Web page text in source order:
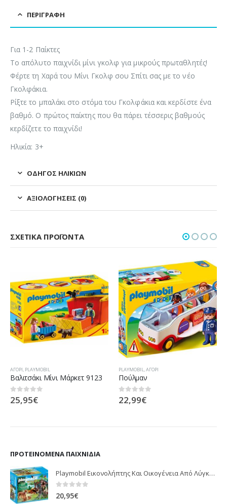
ΠΕΡΙΓΡΑΦΉ
Για 1-2 Παίκτες
Το απόλυτο παιχνίδι μίνι γκολφ για μικρούς πρωταθλητές!
Φέρτε τη Χαρά του Μίνι Γκολφ σου Σπίτι σας με το νέο
Γκολφάκια.
Ρίξτε το μπαλάκι στο στόμα του Γκολφάκια και κερδίστε ένα
βαθμό. Ο πρώτος παίκτης που θα πάρει τέσσερις βαθμούς
κερδίζετε το παιχνίδι!
Ηλικία: 3+
ΟΔΗΓΌΣ ΗΛΙΚΙΏΝ
ΑΞΙΟΛΟΓΉΣΕΙΣ (0)
ΣΧΕΤΙΚΆ ΠΡΟΪΌΝΤΑ
ΑΓΌΡΙ, PLAYMOBIL
Βαλιτσάκι Μίνι Μάρκετ 9123
0out of 5
25,95€
PLAYMOBIL,ΑΓΌΡΙ
Πούλμαν
0out of 5
22,99€
ΠΡΟΤΕΙΝΌΜΕΝΑ ΠΑΙΧΝΊΔΙΑ
Playmobil Εικονολήπτης Και Οικογένεια Από Λύγκες 5561
0 out of 5
20,95€